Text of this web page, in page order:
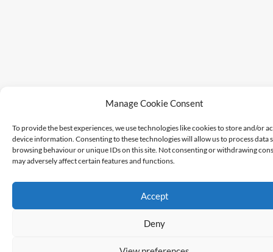
Manage Cookie Consent
To provide the best experiences, we use technologies like cookies to store and/or
device information. Consenting to these technologies will allow us to process data
browsing behaviour or unique IDs on this site. Not consenting or withdrawing
may adversely affect certain features and functions.
Accept
Deny